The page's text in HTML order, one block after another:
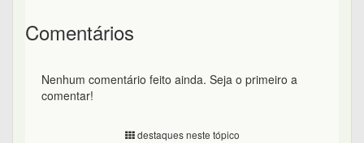
Comentários
Nenhum comentário feito ainda. Seja o primeiro a
comentar!
destaques neste tópico